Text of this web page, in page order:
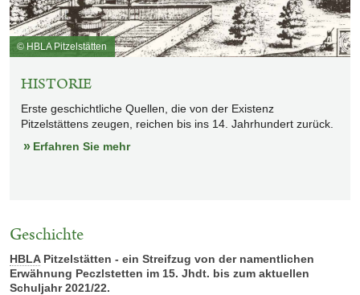
© HBLA Pitzelstätten
HISTORIE
Erste geschichtliche Quellen, die von der Existenz
Pitzelstättens zeugen, reichen bis ins 14. Jahrhundert zurück.
Erfahren Sie mehr
Geschichte
HBLAPitzelstätten - ein Streifzug von der namentlichen
Erwähnung Peczlstetten im 15. Jhdt. bis zum aktuellen
Schuljahr 2021/22.